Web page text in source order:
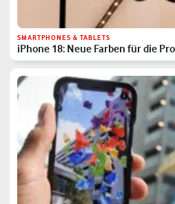
SMARTPHONES & TABLETS
iPhone 18: Neue Farben für die